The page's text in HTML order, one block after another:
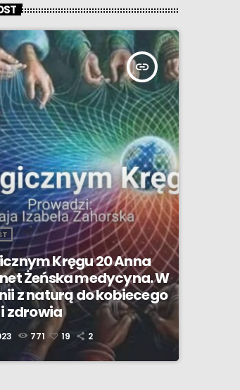
insert_link
Kręgu 20 Anna
Żeńska medycyna. W
z naturą do kobiecego
zdrowia
771 19 2